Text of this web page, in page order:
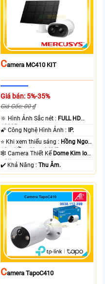
CAmera MC410 KIT
Giá bán: 5%-35%
Giá Gốc: 00 ₫
🔆 Hình Ảnh Sắc nét : FULL HD
1080P .
🌠 Công Nghệ Hình Ảnh :
IP.
⭐ Khi xem thiếu sáng : Hồng Ngoại
10m Hồng Ngoại SMD.
🕸️ Camera Thiết Kế Dome Kim loại
+ Nhựa.
️✔️ Khả Năng :Thu Âm.
CAmera TapoC410